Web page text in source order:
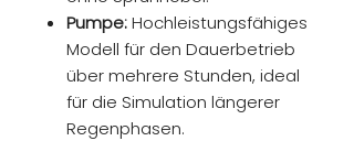
Pumpe:Hochleistungsfähiges
Modell für den Dauerbetrieb
über mehrere Stunden, ideal
für die Simulation längerer
Regenphasen.